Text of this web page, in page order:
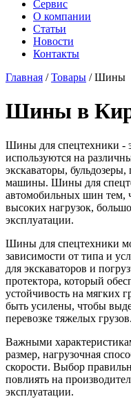
Сервис
О компании
Статьи
Новости
Контакты
Главная /Товары /Шины
Шины в
Шины для спецтехники -
используются на
экскаваторы,
машины. Шины для
автомобильных шин тем,
высоких нагрузок,
эксплуатации.
Шины для спецтехники
зависимости от типа и
для экскаваторов и
протектора, который
устойчивость на мягких
быть усилены, чтобы
перевозке тяжелых грузов.
Важными
размер, нагрузочная
скорости. Выбор
повлиять на
эксплуатации.